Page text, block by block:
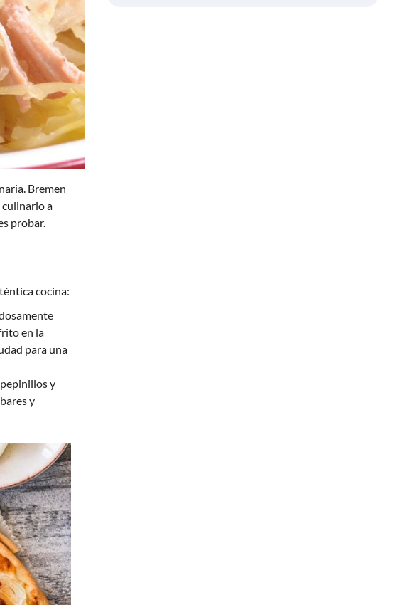
Bremen
culinario a
probar.
cocina:
en la
para una
y
y